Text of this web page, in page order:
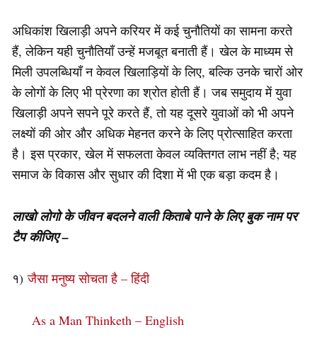
अधिकांश खिलाड़ी अपने करियर में कई चुनौतियों का सामना करते
हैं, लेकिन यही चुनौतियाँ उन्हें मजबूत बनाती हैं। खेल के माध्यम से
मिली उपलब्धियाँ न केवल खिलाड़ियों के लिए, बल्कि उनके चारों ओर
के लोगों के लिए भी प्रेरणा का श्रोत होती हैं। जब समुदाय में युवा
खिलाड़ी अपने सपने पूरे करते हैं, तो यह दूसरे युवाओं को भी अपने
लक्ष्यों की ओर और अधिक मेहनत करने के लिए प्रोत्साहित करता
है। इस प्रकार, खेल में सफलता केवल व्यक्तिगत लाभ नहीं है; यह
समाज के विकास और सुधार की दिशा में भी एक बड़ा कदम है।
लाखो लोगो के जीवन बदलने वाली किताबे पाने के लिए बुक नाम पर
टैप कीजिए –
१)जैसा मनुष्य सोचता है – हिंदी
As a Man Thinketh – English